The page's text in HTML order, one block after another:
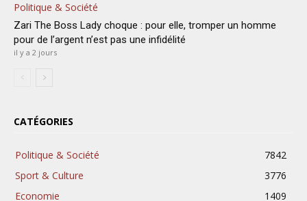
Politique & Société
Zari The Boss Lady choque : pour elle, tromper un homme
pour de l’argent n’est pas une infidélité
il y a 2 jours
CATÉGORIES
Politique & Société
7842
Sport & Culture
3776
Economie
1409